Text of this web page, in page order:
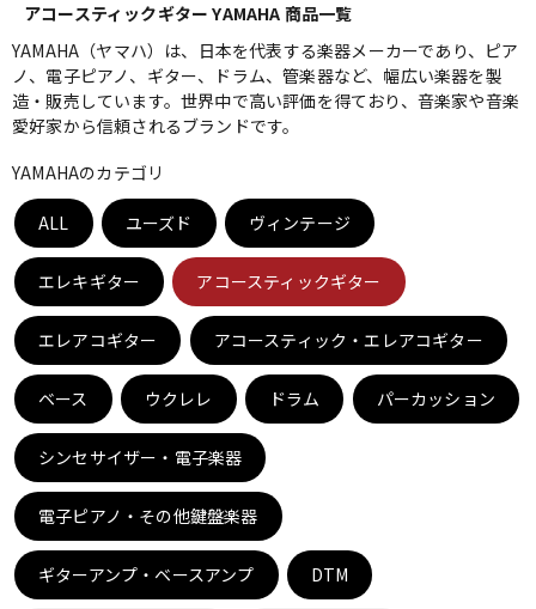
エレキギター アコギ/エレアコ
ドラム パーカッション
キーボード 電子ピアノ
管楽器
アコースティックギター YAMAHA 商品一覧
YAMAHA（ヤマハ）は、日本を代表する楽器メーカーであり、ピア
ノ、電子ピアノ、ギター、ドラム、管楽器など、幅広い楽器を製
造・販売しています。世界中で高い評価を得ており、音楽家や音楽
愛好家から信頼されるブランドです。
YAMAHAのカテゴリ
ALL ユーズド ヴィンテージ
エレキギター アコースティックギター
エレアコギター アコースティック・エレアコギター
ベース ウクレレ ドラム パーカッション
シンセサイザー・電子楽器
電子ピアノ・その他鍵盤楽器
ギターアンプ・ベースアンプ DTM